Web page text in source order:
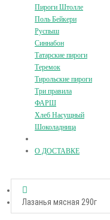
Пироги Штолле
Поль Бейкери
Руспыш
Синнабон
Татарские пироги
Теремок
Тирольские пироги
Три правила
ФАРШ
Хлеб Насущный
Шоколадница
О ДОСТАВКЕ
Лазанья мясная 290г